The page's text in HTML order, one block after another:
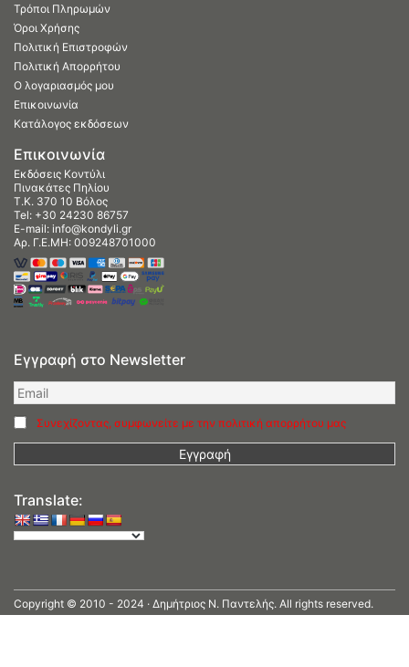
Τρόποι Πληρωμών
Όροι Χρήσης
Πολιτική Επιστροφών
Πολιτική Απορρήτου
Ο λογαριασμός μου
Επικοινωνία
Κατάλογος εκδόσεων
Επικοινωνία
Εκδόσεις Κοντύλι
Πινακάτες Πηλίου
Τ.Κ. 370 10 Βόλος
Tel: +30 24230 86757
E-mail: info@kondyli.gr
Αρ. Γ.Ε.ΜΗ: 009248701000
Εγγραφή στο Newsletter
Συνεχίζοντας, συμφωνείτε με την πολιτική απορρήτου μας
Translate:
Copyright © 2010 - 2024 · Δημήτριος N. Παντελής. All rights reserved.